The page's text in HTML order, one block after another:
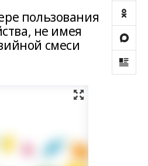
пользования
не имея
смеси